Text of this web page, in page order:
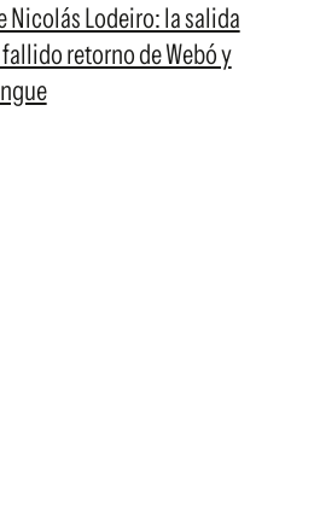
Nicolás Lodeiro: la salida
retorno de Webó y